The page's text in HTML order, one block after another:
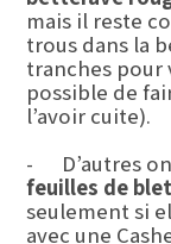
mais il reste
trous dans la
tranches pour
possible de
l’avoir cuite).
- D’autres
feuilles de
seulement si
avec une